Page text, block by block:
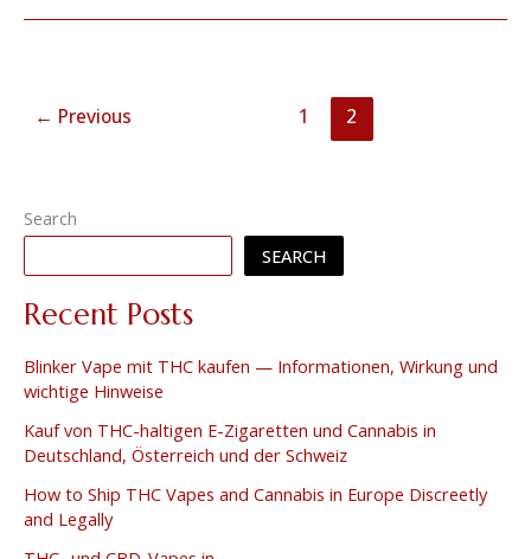
← Previous 1 2
Search
SEARCH
Recent Posts
Blinker Vape mit THC kaufen — Informationen, Wirkung und
wichtige Hinweise
Kauf von THC-haltigen E-Zigaretten und Cannabis in
Deutschland, Österreich und der Schweiz
How to Ship THC Vapes and Cannabis in Europe Discreetly
and Legally